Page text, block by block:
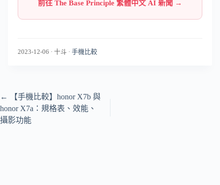
前往 The Base Principle 繁體中文 AI 新聞 →
2023-12-06 · 十斗 · 手機比較
←
【手機比較】honor X7b 與
honor X7a：規格表、效能、
攝影功能